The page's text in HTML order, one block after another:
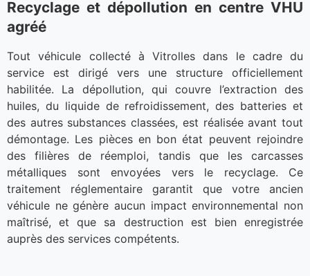
Recyclage et dépollution en centre VHU
agréé
Tout véhicule collecté à Vitrolles dans le cadre du
service est dirigé vers une structure officiellement
habilitée. La dépollution, qui couvre l’extraction des
huiles, du liquide de refroidissement, des batteries et
des autres substances classées, est réalisée avant tout
démontage. Les pièces en bon état peuvent rejoindre
des filières de réemploi, tandis que les carcasses
métalliques sont envoyées vers le recyclage. Ce
traitement réglementaire garantit que votre ancien
véhicule ne génère aucun impact environnemental non
maîtrisé, et que sa destruction est bien enregistrée
auprès des services compétents.